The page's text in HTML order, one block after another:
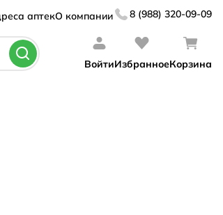
аптекО компании 8 (988) 320-09-09
ВойтиИзбранноеКорзина